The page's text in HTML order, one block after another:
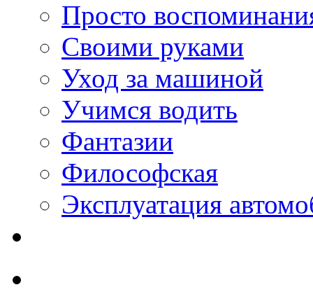
Просто
Своими руками
Уход за машиной
Учимся водить
Фантазии
Философская
Эксплуатация